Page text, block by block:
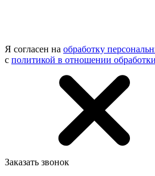
Я согласен на обработку
с политикой в отношении
Заказать звонок